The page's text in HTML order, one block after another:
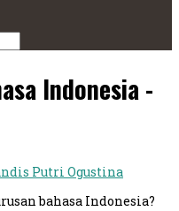
Indonesia -
Putri Ogustina
bahasa Indonesia?